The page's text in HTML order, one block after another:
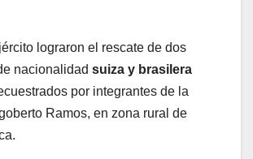
lograron el rescate de dos
nacionalidad suiza y brasilera
por integrantes de la
Ramos, en zona rural de